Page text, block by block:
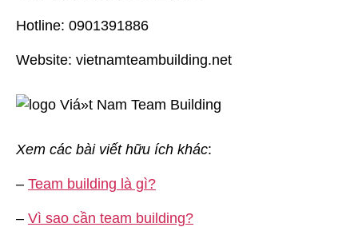
Hotline: 0901391886
Website: vietnamteambuilding.net
Xem các bài viết hữu ích khác:
– Team building là gì?
– Vì sao cần team building?